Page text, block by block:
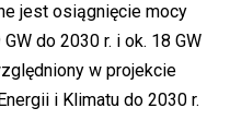
jest osiągnięcie mocy
do 2030 r. i ok. 18 GW
w projekcie
i Klimatu do 2030 r.